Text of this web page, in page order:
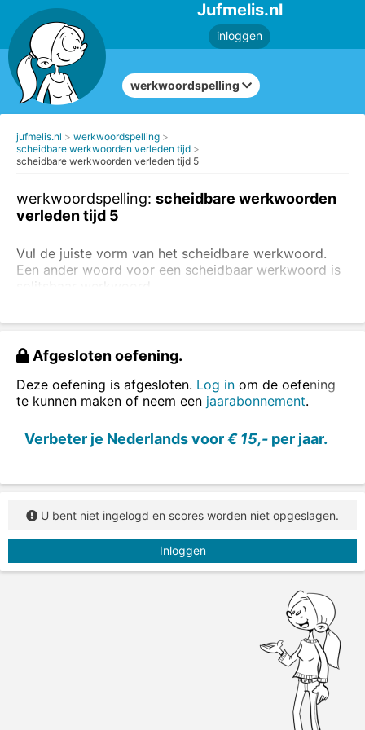
Jufmelis.nl
inloggen
werkwoordspelling
jufmelis.nl
werkwoordspelling
scheidbare werkwoorden verleden tijd
scheidbare werkwoorden verleden tijd 5
werkwoordspelling: scheidbare werkwoorden
verleden tijd 5
Vul de juiste vorm van het scheidbare werkwoord.
Een ander woord voor een scheidbaar werkwoord is
Afgesloten oefening.
Deze oefening is afgesloten. Log in om de oefening
te kunnen maken of neem een jaarabonnement.
Verbeter je Nederlands voor€ 15,- per jaar.
U bent niet ingelogd en scores worden niet opgeslagen.
Inloggen